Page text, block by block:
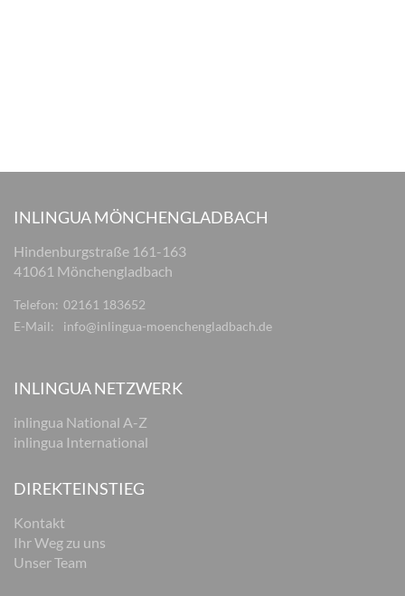
INLINGUA MÖNCHENGLADBACH
Hindenburgstraße 161-163
41061 Mönchengladbach
Telefon: 02161 183652
E-Mail:
info@inlingua-moenchengladbach.de
INLINGUA NETZWERK
inlingua National A-Z
inlingua International
DIREKTEINSTIEG
Kontakt
Ihr Weg zu uns
Unser Team